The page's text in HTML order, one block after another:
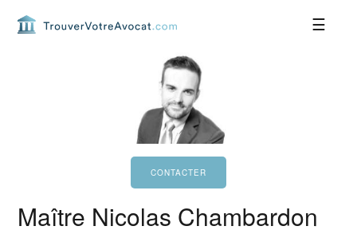
Maître Nicolas Chambardon